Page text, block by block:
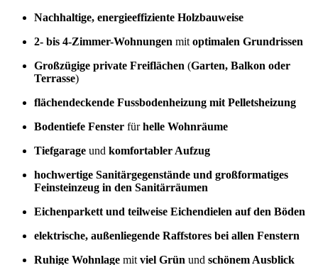
Nachhaltige, energieeffiziente Holzbauweise
2- bis 4-Zimmer-Wohnungen mit optimalen Grundrissen
Großzügige private Freiflächen (Garten, Balkon oder
Terrasse)
flächendeckende Fussbodenheizung mit Pelletsheizung
Bodentiefe Fenster fürhelle Wohnräume
Tiefgarage und komfortabler Aufzug
hochwertige Sanitärgegenstände und großformatiges
Feinsteinzeug in den Sanitärräumen
Eichenparkett und teilweise Eichendielen auf den Böden
elektrische, außenliegende Raffstores bei allen Fenstern
Ruhige Wohnlage mit viel Grün und schönem Ausblick